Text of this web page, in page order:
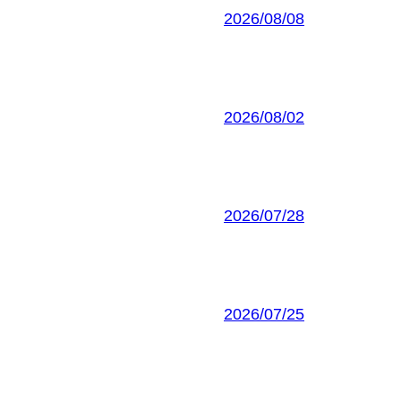
2026/08/08
2026/08/02
2026/07/28
2026/07/25